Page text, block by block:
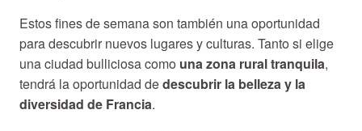
Estos fines de semana son también una oportunidad
para descubrir nuevos lugares y culturas. Tanto si elige
una ciudad bulliciosa como una zona rural tranquila,
tendrá la oportunidad dedescubrir la belleza y la
diversidad de Francia.